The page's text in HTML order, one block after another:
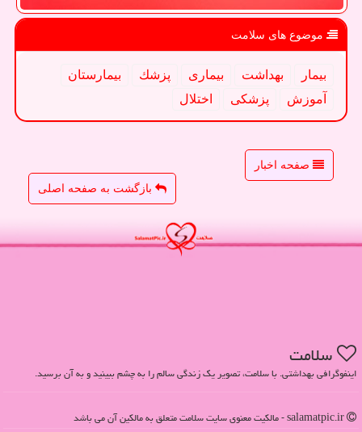
موضوع های سلامت
بیمار بهداشت بیماری پزشك
بیمارستان
آموزش
پزشكی اختلال
صفحه اخبار
بازگشت به صفحه اصلی
سلامت
اینفوگرافی بهداشتی. با سلامت، تصویر یک زندگی سالم را به چشم ببینید و به آن برسید.